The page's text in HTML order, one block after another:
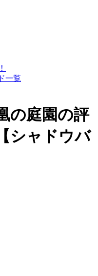
一覧
の庭園の評
シャドウバ